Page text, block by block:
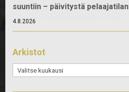
suuntiin – päivitystä
4.8.2026
Arkistot
Arkistot